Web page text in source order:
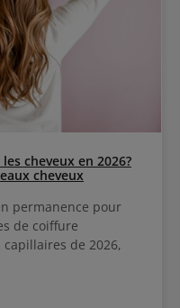
cheveux en 2026?
cheveux
permanence pour
de coiffure
de 2026,